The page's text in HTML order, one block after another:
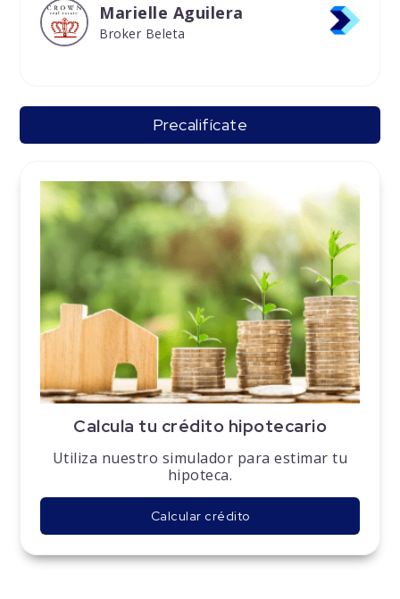
Marielle Aguilera
Broker Beleta
Precalifícate
Calcula tu crédito hipotecario
Utiliza nuestro simulador para estimar tu
hipoteca.
Calcular crédito